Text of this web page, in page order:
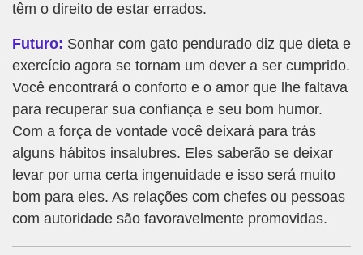
têm o direito de estar errados.
Futuro: Sonhar com gato pendurado diz que dieta e
exercício agora se tornam um dever a ser cumprido.
Você encontrará o conforto e o amor que lhe faltava
para recuperar sua confiança e seu bom humor.
Com a força de vontade você deixará para trás
alguns hábitos insalubres. Eles saberão se deixar
levar por uma certa ingenuidade e isso será muito
bom para eles. As relações com chefes ou pessoas
com autoridade são favoravelmente promovidas.